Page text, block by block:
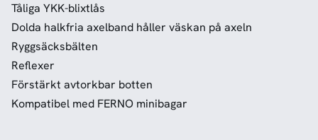
Tåliga YKK-blixtlås
Dolda halkfria axelband håller väskan på axeln
Ryggsäcksbälten
Reflexer
Förstärkt avtorkbar botten
Kompatibel med FERNO minibagar